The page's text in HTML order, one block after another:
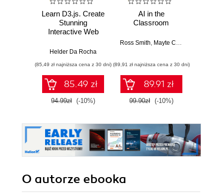
Learn D3.js. Create
Stunning
Interactive Web
D3.js v7 and
- Second Edition
Helder Da Rocha
(85,49 zł najniższa cena z 30 dni)
85.49 zł
94.99zł (-10%)
AI in the
Classroom
Ross Smith, Mayte Cubino
(89,91 zł najniższa cena z 30 dni)
89.91 zł
99.90zł (-10%)
O autorze ebooka